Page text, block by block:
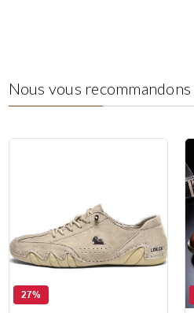
Nous vous recommandons
27%